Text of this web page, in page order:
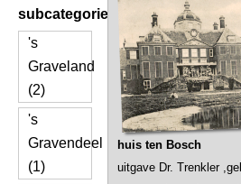
subcategorie
's
Graveland
(2)
's
Gravendeel
(1)
huis ten Bosch
uitgave Dr. Trenkler